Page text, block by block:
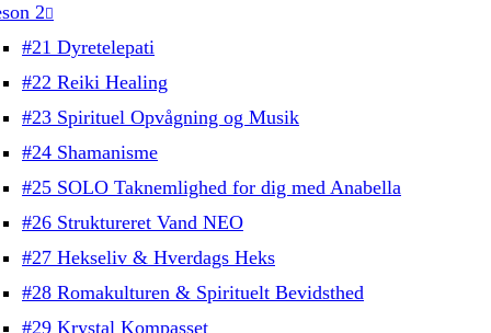
2
#21 Dyretelepati
#22 Reiki Healing
#23 Spirituel Opvågning og Musik
#24 Shamanisme
#25 SOLO Taknemlighed for dig med Anabella
#26 Struktureret Vand NEO
#27 Hekseliv & Hverdags Heks
#28 Romakulturen & Spirituelt Bevidsthed
#29 Krystal Kompasset